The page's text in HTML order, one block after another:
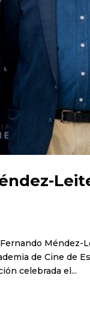
Méndez-
de Cine de
celebrada el...